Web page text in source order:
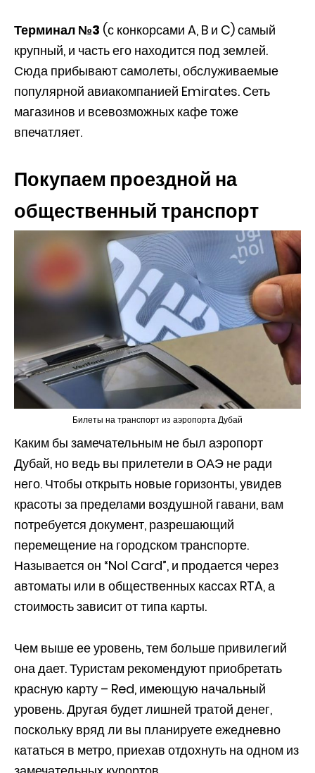
Терминал №3 (с конкорсами A, B и C) самый
крупный, и часть его находится под землей.
Сюда прибывают самолеты, обслуживаемые
популярной авиакомпанией Emirates. Сеть
магазинов и всевозможных кафе тоже
впечатляет.
Покупаем проездной на
общественный транспорт
Билеты на транспорт из аэропорта Дубай
Каким бы замечательным не был аэропорт
Дубай, но ведь вы прилетели в ОАЭ не ради
него. Чтобы открыть новые горизонты, увидев
красоты за пределами воздушной гавани, вам
потребуется документ, разрешающий
перемещение на городском транспорте.
Называется он “Nol Card”, и продается через
автоматы или в общественных кассах RTA, а
стоимость зависит от типа карты.
Чем выше ее уровень, тем больше привилегий
она дает. Туристам рекомендуют приобретать
красную карту – Red, имеющую начальный
уровень. Другая будет лишней тратой денег,
поскольку вряд ли вы планируете ежедневно
кататься в метро, приехав отдохнуть на одном из